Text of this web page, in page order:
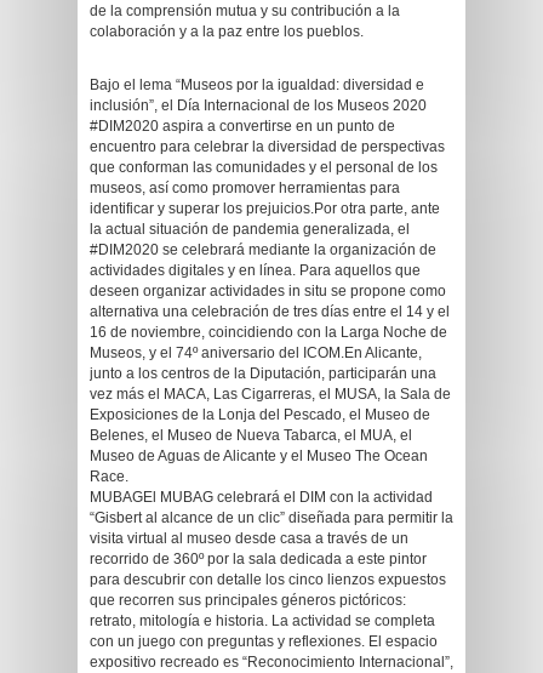
de la comprensión mutua y su contribución a la
colaboración y a la paz entre los pueblos.
Bajo el lema “Museos por la igualdad: diversidad e
inclusión”, el Día Internacional de los Museos 2020
#DIM2020 aspira a convertirse en un punto de
encuentro para celebrar la diversidad de perspectivas
que conforman las comunidades y el personal de los
museos, así como promover herramientas para
identificar y superar los prejuicios.Por otra parte, ante
la actual situación de pandemia generalizada, el
#DIM2020 se celebrará mediante la organización de
actividades digitales y en línea. Para aquellos que
deseen organizar actividades in situ se propone como
alternativa una celebración de tres días entre el 14 y el
16 de noviembre, coincidiendo con la Larga Noche de
Museos, y el 74º aniversario del ICOM.En Alicante,
junto a los centros de la Diputación, participarán una
vez más el MACA, Las Cigarreras, el MUSA, la Sala de
Exposiciones de la Lonja del Pescado, el Museo de
Belenes, el Museo de Nueva Tabarca, el MUA, el
Museo de Aguas de Alicante y el Museo The Ocean
Race.
MUBAGEl MUBAG celebrará el DIM con la actividad
“Gisbert al alcance de un clic” diseñada para permitir la
visita virtual al museo desde casa a través de un
recorrido de 360º por la sala dedicada a este pintor
para descubrir con detalle los cinco lienzos expuestos
que recorren sus principales géneros pictóricos:
retrato, mitología e historia. La actividad se completa
con un juego con preguntas y reflexiones. El espacio
expositivo recreado es “Reconocimiento Internacional”,